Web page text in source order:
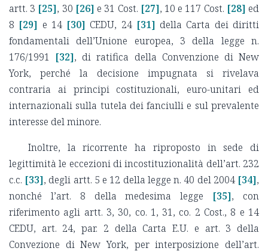
artt. 3 [25], 30 [26] e 31 Cost. [27], 10 e 117 Cost. [28] ed
8 [29] e 14 [30] CEDU, 24 [31] della Carta dei diritti
fondamentali dell’Unione europea, 3 della legge n.
176/1991 [32], di ratifica della Convenzione di New
York, perché la decisione impugnata si rivelava
contraria ai principi costituzionali, euro-unitari ed
internazionali sulla tutela dei fanciulli e sul prevalente
interesse del minore.
Inoltre, la ricorrente ha riproposto in sede di
legittimità le eccezioni di incostituzionalità dell’art. 232
c.c. [33], degli artt. 5 e 12 della legge n. 40 del 2004 [34],
nonché l’art. 8 della medesima legge
[35], con
riferimento agli artt. 3, 30, co. 1, 31, co. 2 Cost., 8 e 14
CEDU, art. 24, par. 2 della Carta E.U. e art. 3 della
Convezione di New York, per interposizione dell’art.